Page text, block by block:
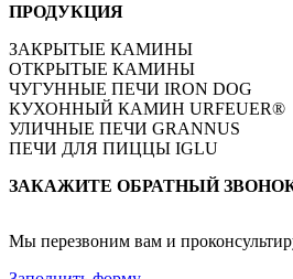
ПРОДУКЦИЯ
ЗАКРЫТЫЕ КАМИНЫ
ОТКРЫТЫЕ КАМИНЫ
ЧУГУННЫЕ ПЕЧИ IRON DOG
КУХОННЫЙ КАМИН URFEUER®
УЛИЧНЫЕ ПЕЧИ GRANNUS
ПЕЧИ ДЛЯ ПИЦЦЫ IGLU
ЗАКАЖИТЕ ОБРАТНЫЙ
Мы перезвоним вам и